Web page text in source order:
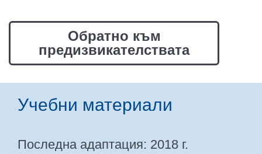
Обратно към
предизвикателствата
Учебни материали
Последна адаптация: 2018 г.